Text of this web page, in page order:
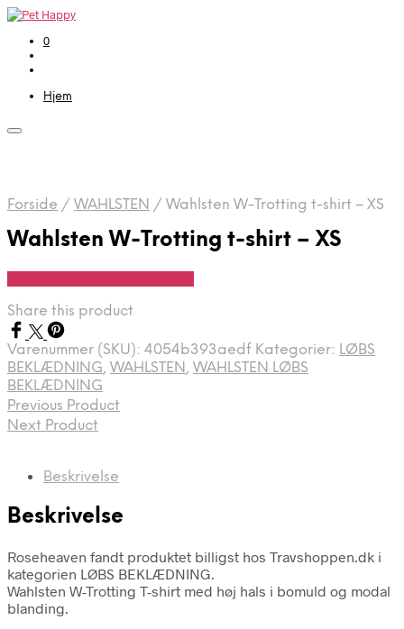
0
Hjem
Forside / WAHLSTEN / Wahlsten W-Trotting t-shirt – XS
Wahlsten W-Trotting t-shirt – XS
Share this product
Varenummer (SKU): 4054b393aedf Kategorier: LØBS
BEKLÆDNING, WAHLSTEN, WAHLSTEN LØBS
BEKLÆDNING
Previous Product
Next Product
Beskrivelse
Beskrivelse
Roseheaven fandt produktet billigst hos Travshoppen.dk i
kategorien LØBS BEKLÆDNING.
Wahlsten W-Trotting T-shirt med høj hals i bomuld og modal
blanding.